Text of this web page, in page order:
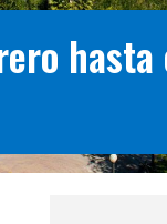
hasta